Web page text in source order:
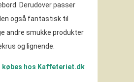
Derudover passer
også fantastisk til
andre smukke produkter
og lignende.
købes hos Kaffeteriet.dk